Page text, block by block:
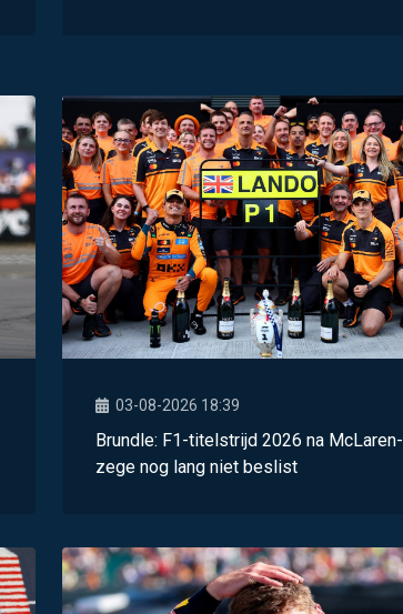
03-08-2026 18:39
Brundle: F1-titelstrijd 2026 na McLaren-
zege nog lang niet beslist